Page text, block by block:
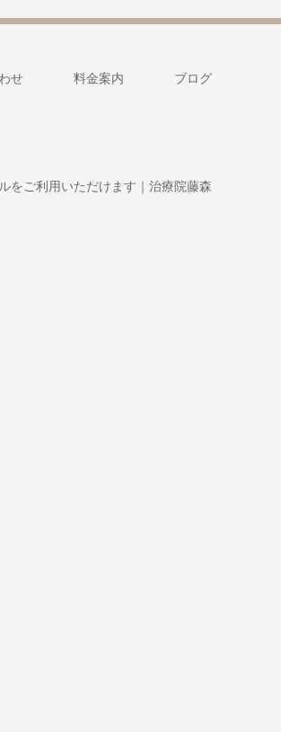
せ 料金案内 ブログ
をご利用いただけます｜治療院藤森